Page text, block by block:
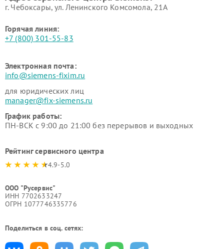
г. Чебоксары, ул. Ленинского Комсомола, 21А
Горячая линия:
+7 (800) 301-55-83
Электронная почта:
info@siemens-fixim.ru
для юридических лиц
manager@fix-siemens.ru
График работы:
ПН-ВСК с 9:00 до 21:00 без перерывов и выходных
Рейтинг сервисного центра
4.9-5.0
ООО "Русервис"
ИНН 7702633247
ОГРН 1077746335776
Поделиться в соц. сетях: